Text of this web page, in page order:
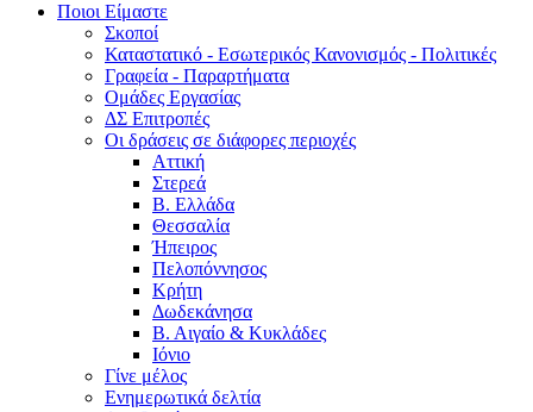
Ποιοι Είμαστε
Σκοποί
Καταστατικό - Εσωτερικός Κανονισμός - Πολιτικές
Γραφεία - Παραρτήματα
Ομάδες Εργασίας
ΔΣ Επιτροπές
Οι δράσεις σε διάφορες περιοχές
Αττική
Στερεά
Β. Ελλάδα
Θεσσαλία
Ήπειρος
Πελοπόννησος
Κρήτη
Δωδεκάνησα
Β. Αιγαίο & Κυκλάδες
Ιόνιο
Γίνε μέλος
Ενημερωτικά δελτία